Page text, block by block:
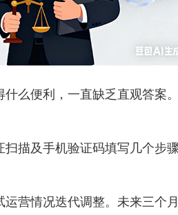
便利，一直缺乏直观答案
及手机验证码填写几个步骤
情况迭代调整。未来三个